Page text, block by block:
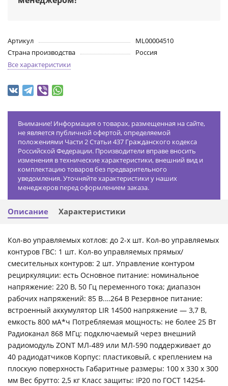
Артикул
ML00004510
Страна производства
Россия
Все характеристики
Внимание! Информация о товарах, размещенная на сайте,
не является публичной офертой, определяемой
положениями Части 2 Статьи 437 Гражданского кодекса
Российской Федерации. Производители вправе вносить
изменения в технические характеристики, внешний вид и
комплектацию товаров без предварительного
уведомления. Уточняйте характеристики у наших
менеджеров перед оформлением заказа.
Описание Характеристики
Кол-во управляемых котлов: до 2-х шт. Кол-во управляемых
контуров ГВС: 1 шт. Кол-во управляемых прямых/
смесительных контуров: 2 шт. Управление контуром
рециркуляции: есть Основное питание: номинальное
напряжение: 220 В, 50 Гц переменного тока; диапазон
рабочих напряжений: 85 В.…264 В Резервное питание:
встроенный аккумулятор LIR 14500 напряжение — 3,7 В,
емкость 800 мА*ч Потребляемая мощность: не более 25 Вт
Радиоканал 868 МГц: подключаемый через внешний
радиомодуль ZONT МЛ-489 или МЛ-590 поддерживает до
40 радиодатчиков Корпус: пластиковый, с креплением на
плоскую поверхность Габаритные размеры: 100 х 330 х 300
мм Вес брутто: 2,5 кг Класс защиты: IP20 по ГОСТ 14254-